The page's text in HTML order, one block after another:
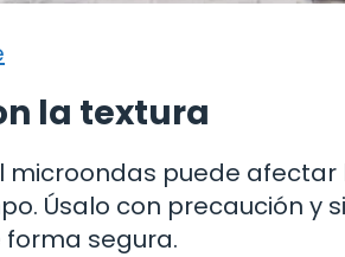
la textura
microondas puede
Úsalo con precaución y
segura.